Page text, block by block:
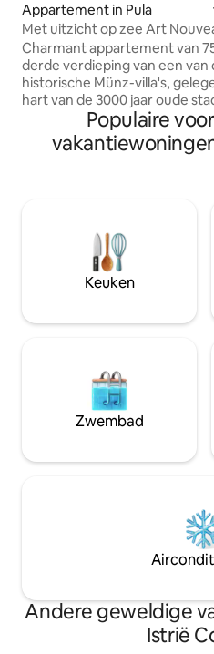
Appartement in Pula
Met uitzicht op zee Art
Charmant appartement van
derde verdieping van een van
historische Münz-villa's,
hart van de 3000 jaar oude
appartement is gelegen pal
Amphitheater Pula, met een
overkant van de straat, op
bezienswaardigheden en
attracties. Het balkon biedt
uitzicht op de haven, waardoor
appartement de perfecte
comfort.
Populaire
Keuken
Zwembad
Andere geweldige
Istrië